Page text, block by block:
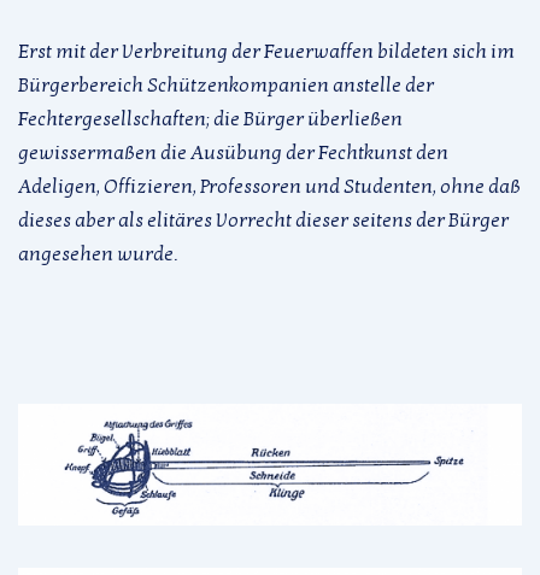
Erst mit der Verbreitung der Feuerwaffen bildeten sich im
Bürgerbereich Schützenkompanien anstelle der
Fechtergesellschaften; die Bürger überließen
gewissermaßen die Ausübung der Fechtkunst den
Adeligen, Offizieren, Professoren und Studenten, ohne daß
dieses aber als elitäres Vorrecht dieser seitens der Bürger
angesehen wurde.